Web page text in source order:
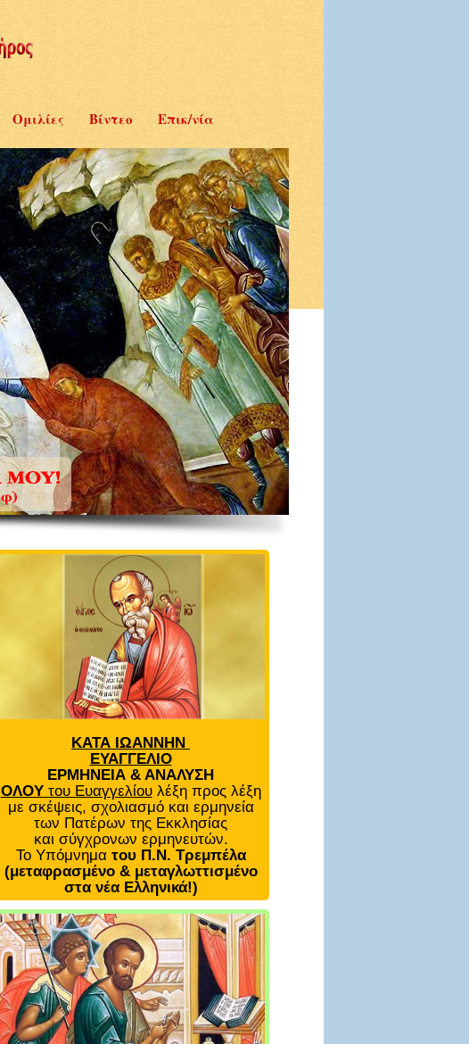
Ομιλίες Βίντεο Επικ/νία
ΚΑΤΑ ΙΩΑΝΝΗΝ
ΕΥΑΓΓΕΛΙΟ
ΕΡΜΗΝΕΙΑ & ΑΝΑΛΥΣΗ
ΟΛΟΥτου Ευαγγελίουλέξη προς λέξη
με σκέψεις, σχολιασμό και ερμηνεία
των Πατέρων της Εκκλησίας
και σύγχρονων ερμηνευτών.
Το Υπόμνημα του Π.Ν. Τρεμπέλα
(μεταφρασμένο & μεταγλωττισμένο
στα νέα Ελληνικά!)